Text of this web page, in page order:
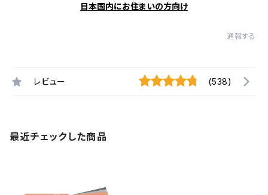
日本国内にお住まいの方向け
通報する
レビュー (538)
最近チェックした商品